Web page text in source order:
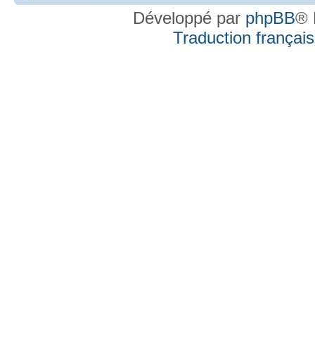
Développé par phpBB®
Traduction